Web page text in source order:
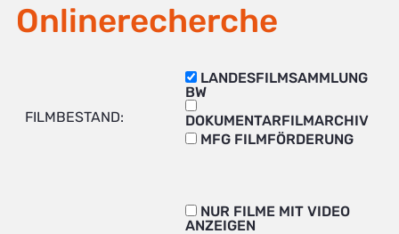
Onlinerecherche
FILMBESTAND:
LANDESFILMSAMMLUNG
BW
DOKUMENTARFILMARCHIV
MFG FILMFÖRDERUNG
NUR FILME MIT VIDEO
ANZEIGEN